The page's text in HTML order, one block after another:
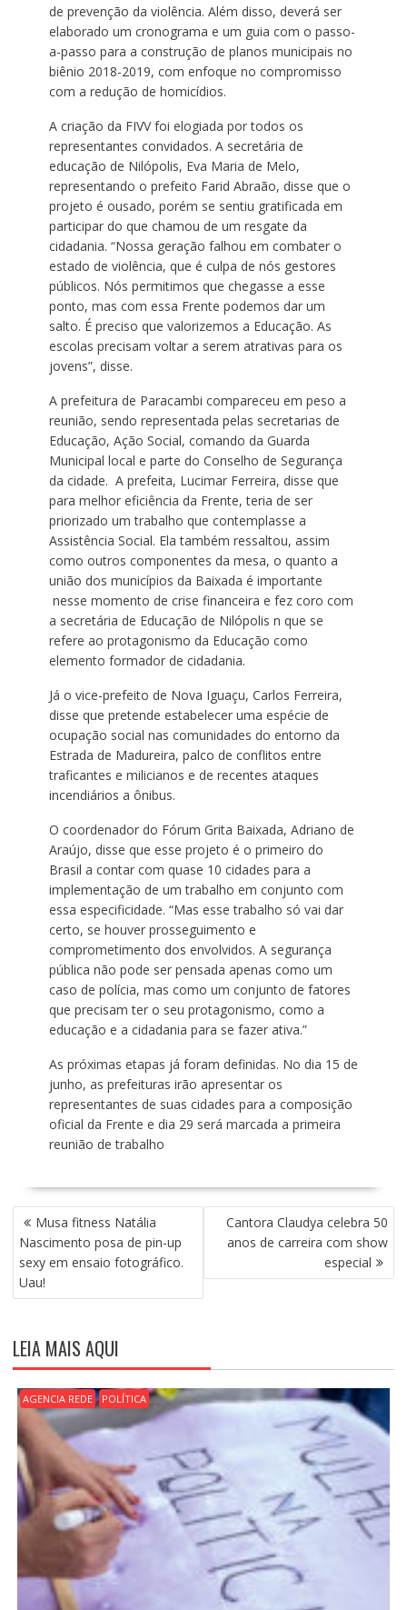
de prevenção da violência. Além disso, deverá ser
elaborado um cronograma e um guia com o passo-
a-passo para a construção de planos municipais no
biênio 2018-2019, com enfoque no compromisso
com a redução de homicídios.
A criação da FIVV foi elogiada por todos os
representantes convidados. A secretária de
educação de Nilópolis, Eva Maria de Melo,
representando o prefeito Farid Abraão, disse que o
projeto é ousado, porém se sentiu gratificada em
participar do que chamou de um resgate da
cidadania. “Nossa geração falhou em combater o
estado de violência, que é culpa de nós gestores
públicos. Nós permitimos que chegasse a esse
ponto, mas com essa Frente podemos dar um
salto. É preciso que valorizemos a Educação. As
escolas precisam voltar a serem atrativas para os
jovens”, disse.
A prefeitura de Paracambi compareceu em peso a
reunião, sendo representada pelas secretarias de
Educação, Ação Social, comando da Guarda
Municipal local e parte do Conselho de Segurança
da cidade. A prefeita, Lucimar Ferreira, disse que
para melhor eficiência da Frente, teria de ser
priorizado um trabalho que contemplasse a
Assistência Social. Ela também ressaltou, assim
como outros componentes da mesa, o quanto a
união dos municípios da Baixada é importante
nesse momento de crise financeira e fez coro com
a secretária de Educação de Nilópolis n que se
refere ao protagonismo da Educação como
elemento formador de cidadania.
Já o vice-prefeito de Nova Iguaçu, Carlos Ferreira,
disse que pretende estabelecer uma espécie de
ocupação social nas comunidades do entorno da
Estrada de Madureira, palco de conflitos entre
traficantes e milicianos e de recentes ataques
incendiários a ônibus.
O coordenador do Fórum Grita Baixada, Adriano de
Araújo, disse que esse projeto é o primeiro do
Brasil a contar com quase 10 cidades para a
implementação de um trabalho em conjunto com
essa especificidade. “Mas esse trabalho só vai dar
certo, se houver prosseguimento e
comprometimento dos envolvidos. A segurança
pública não pode ser pensada apenas como um
caso de polícia, mas como um conjunto de fatores
que precisam ter o seu protagonismo, como a
educação e a cidadania para se fazer ativa.”
As próximas etapas já foram definidas. No dia 15 de
junho, as prefeituras irão apresentar os
representantes de suas cidades para a composição
oficial da Frente e dia 29 será marcada a primeira
reunião de trabalho
N
A
V
E
G
Ç
Ã
O
D
E
P
O
S
T
Musa fitness Natália
Nascimento posa de pin-up
sexy em ensaio fotográfico.
Uau!
Cantora Claudya celebra 50
anos de carreira com show
especial
LEIA MAIS AQUI
AGENCIA REDE POLÍTICA